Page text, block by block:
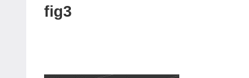
fig3